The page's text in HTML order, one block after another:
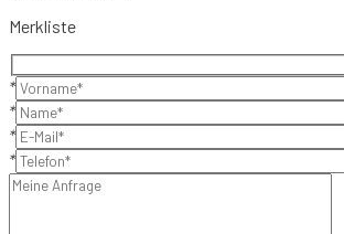
Merkliste
*
*
*
*